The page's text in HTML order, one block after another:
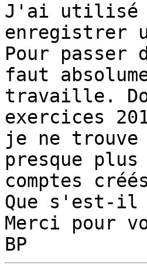
J'ai utilisé
enregistrer
Pour
faut
travaille.
exercices
je ne trouve
presque
comptes
Que s'est-il
Merci pour